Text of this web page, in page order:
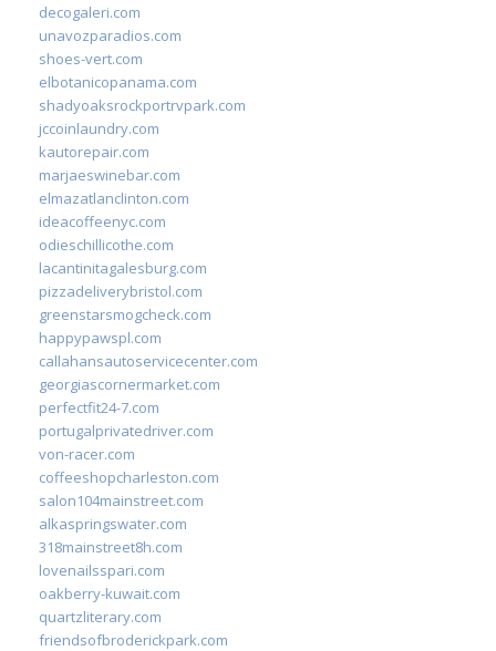
decogaleri.com
unavozparadios.com
shoes-vert.com
elbotanicopanama.com
shadyoaksrockportrvpark.com
jccoinlaundry.com
kautorepair.com
marjaeswinebar.com
elmazatlanclinton.com
ideacoffeenyc.com
odieschillicothe.com
lacantinitagalesburg.com
pizzadeliverybristol.com
greenstarsmogcheck.com
happypawspl.com
callahansautoservicecenter.com
georgiascornermarket.com
perfectfit24-7.com
portugalprivatedriver.com
von-racer.com
coffeeshopcharleston.com
salon104mainstreet.com
alkaspringswater.com
318mainstreet8h.com
lovenailsspari.com
oakberry-kuwait.com
quartzliterary.com
friendsofbroderickpark.com